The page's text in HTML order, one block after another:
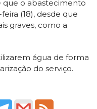
que o abastecimento
(18), desde que
graves, como a
água de forma
do serviço.